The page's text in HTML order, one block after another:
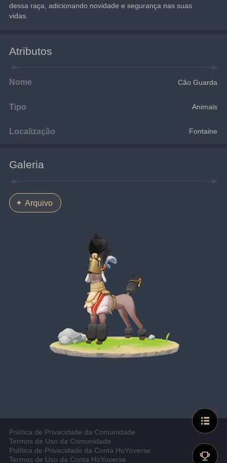
dessa raça, adicionando novidade e segurança nas suas
vidas.
Atributos
Nome Cão Guarda
Tipo Animais
Localização Fontaine
Galeria
Arquivo
Política de Privacidade da Comunidade
Termos de Uso da Comunidade
Política de Privacidade da Conta HoYoverse
Termos de Uso da Conta HoYoverse